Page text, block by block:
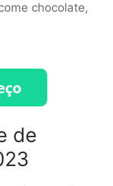
chocolate,
de